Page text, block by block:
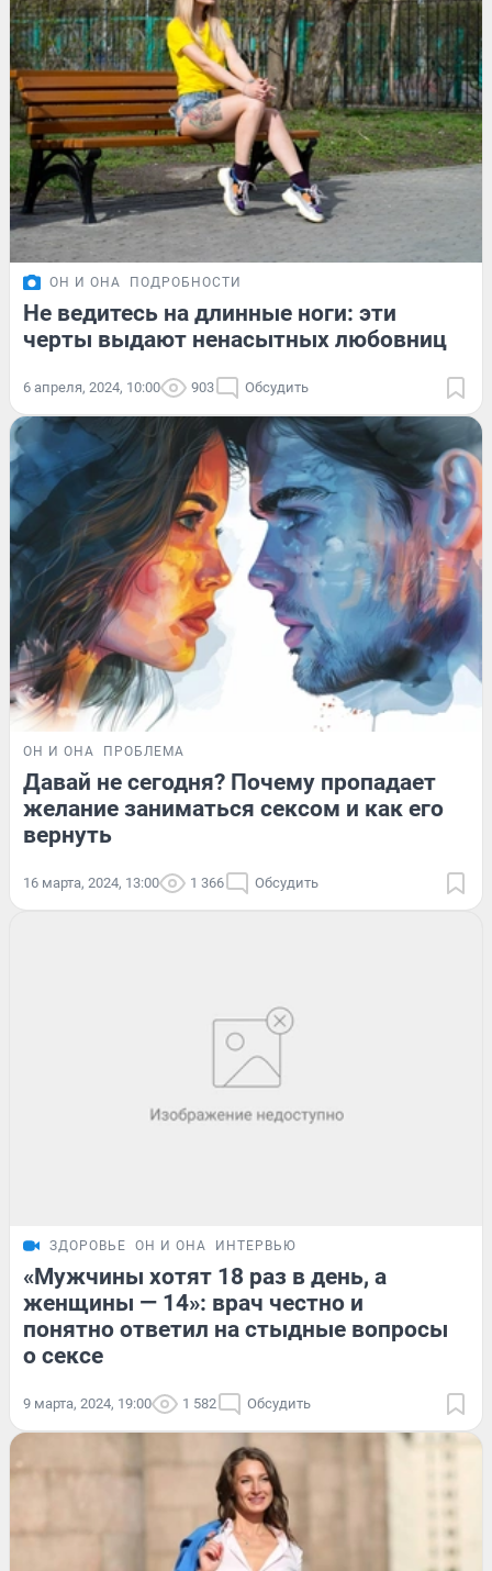
ОН И ОНА ПОДРОБНОСТИ
Не ведитесь на длинные ноги: эти
черты выдают ненасытных любовниц
6 апреля, 2024, 10:00 903 Обсудить
ОН И ОНА ПРОБЛЕМА
Давай не сегодня? Почему пропадает
желание заниматься сексом и как его
вернуть
16 марта, 2024, 13:00 1 366 Обсудить
ЗДОРОВЬЕ ОН И ОНА ИНТЕРВЬЮ
«Мужчины хотят 18 раз в день, а
женщины — 14»: врач честно и
понятно ответил на стыдные вопросы
о сексе
9 марта, 2024, 19:00 1 582 Обсудить